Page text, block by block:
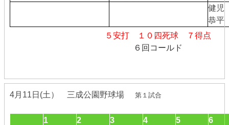
健児
恭平
５安打 １０四死球 ７得点
６回コールド
4月11日(土） 三成公園野球場 第１試合
1 2 3 4 5
6